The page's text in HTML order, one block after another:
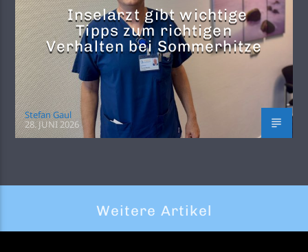
Inselarzt gibt wichtige
Tipps zum richtigen
Verhalten bei Sommerhitze
Stefan Gaul
28. JUNI 2026
Weitere Artikel